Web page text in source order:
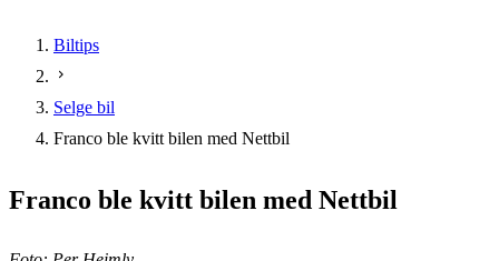
Biltips
Selge bil
Franco ble kvitt bilen med Nettbil
Franco ble kvitt bilen med Nettbil